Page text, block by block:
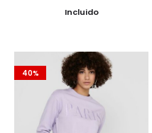
precio
era:
24,99€.
es:
Incluido
40%